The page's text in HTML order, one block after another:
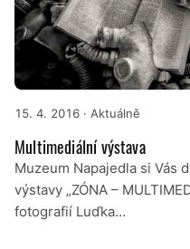
15. 4. 2016 · Aktuálně
Multimediální výstava
Muzeum Napajedla si Vás
výstavy „ZÓNA –
fotografií Luďka…